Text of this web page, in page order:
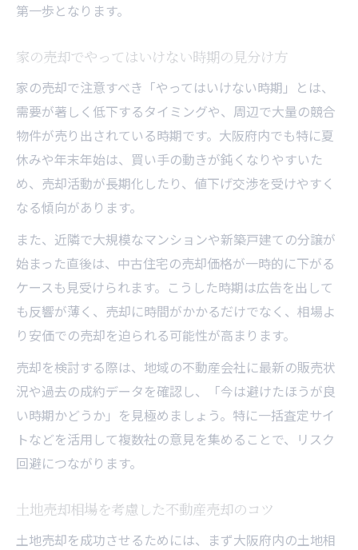
第一歩となります。
家の売却でやってはいけない時期の見分け方
家の売却で注意すべき「やってはいけない時期」とは、
需要が著しく低下するタイミングや、周辺で大量の競合
物件が売り出されている時期です。大阪府内でも特に夏
休みや年末年始は、買い手の動きが鈍くなりやすいた
め、売却活動が長期化したり、値下げ交渉を受けやすく
なる傾向があります。
また、近隣で大規模なマンションや新築戸建ての分譲が
始まった直後は、中古住宅の売却価格が一時的に下がる
ケースも見受けられます。こうした時期は広告を出して
も反響が薄く、売却に時間がかかるだけでなく、相場よ
り安価での売却を迫られる可能性が高まります。
売却を検討する際は、地域の不動産会社に最新の販売状
況や過去の成約データを確認し、「今は避けたほうが良
い時期かどうか」を見極めましょう。特に一括査定サイ
トなどを活用して複数社の意見を集めることで、リスク
回避につながります。
土地売却相場を考慮した不動産売却のコツ
土地売却を成功させるためには、まず大阪府内の土地相